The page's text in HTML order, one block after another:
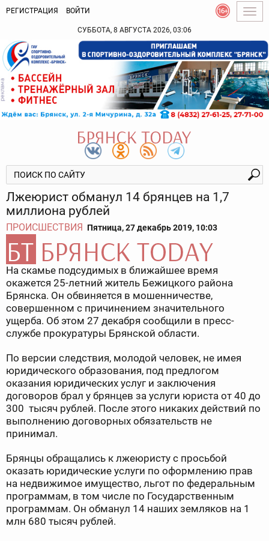
РЕГИСТРАЦИЯ ВОЙТИ
СУББОТА, 8 АВГУСТА 2026, 03:06
Лжеюрист обманул 14 брянцев на 1,7
миллиона рублей
ПРОИСШЕСТВИЯ Пятница, 27 декабрь 2019, 10:03
На скамье подсудимых в ближайшее время
окажется 25-летний житель Бежицкого района
Брянска. Он обвиняется в мошенничестве,
совершенном с причинением значительного
ущерба. Об этом 27 декабря сообщили в пресс-
службе прокуратуры Брянской области.
По версии следствия, молодой человек, не имея
юридического образования, под предлогом
оказания юридических услуг и заключения
договоров брал у брянцев за услуги юриста от 40 до
300 тысяч рублей. После этого никаких действий по
выполнению договорных обязательств не
принимал.
Брянцы обращались к лжеюристу с просьбой
оказать юридические услуги по оформлению прав
на недвижимое имущество, льгот по федеральным
программам, в том числе по Государственным
программам. Он обманул 14 наших земляков на 1
млн 680 тысяч рублей.